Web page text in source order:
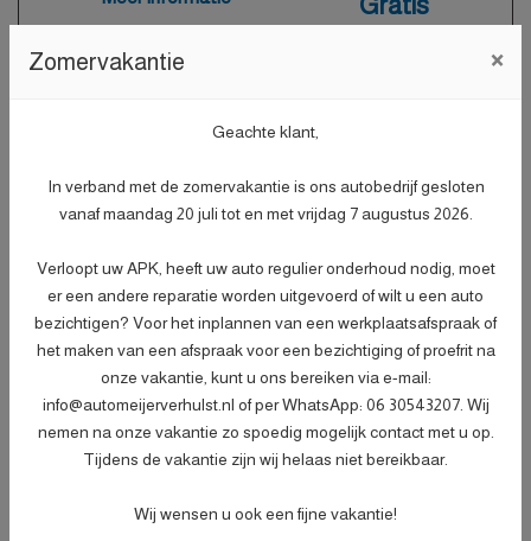
Nieuwe APK
- Onderhoudsbeurt volgens
dealerspecificatie;
- Verlichtingscontrole;
- Peilen en aanvullen van vloeistoffen;
- Bandenspanningscontrole;
- Vrijwaren eventuele inruilauto;
- Auto is of wordt gepoetst;
- 3 maanden garantie;
- Wasbeurt bij aflevering.
Meer informatie € 499,-
Specificaties
Zomervakantie ×
Geachte klant,
In verband met de zomervakantie is ons autobedrijf gesloten
vanaf maandag 20 juli tot en met vrijdag 7 augustus 2026.
Verloopt uw APK, heeft uw auto regulier onderhoud nodig, moet
er een andere reparatie worden uitgevoerd of wilt u een auto
bezichtigen? Voor het inplannen van een werkplaatsafspraak of
het maken van een afspraak voor een bezichtiging of proefrit na
onze vakantie, kunt u ons bereiken via e-mail:
info@automeijerverhulst.nl of per WhatsApp: 06 30543207. Wij
nemen na onze vakantie zo spoedig mogelijk contact met u op.
Tijdens de vakantie zijn wij helaas niet bereikbaar.
Wij wensen u ook een fijne vakantie!